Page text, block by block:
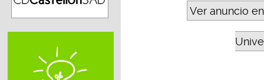
Ver anuncio